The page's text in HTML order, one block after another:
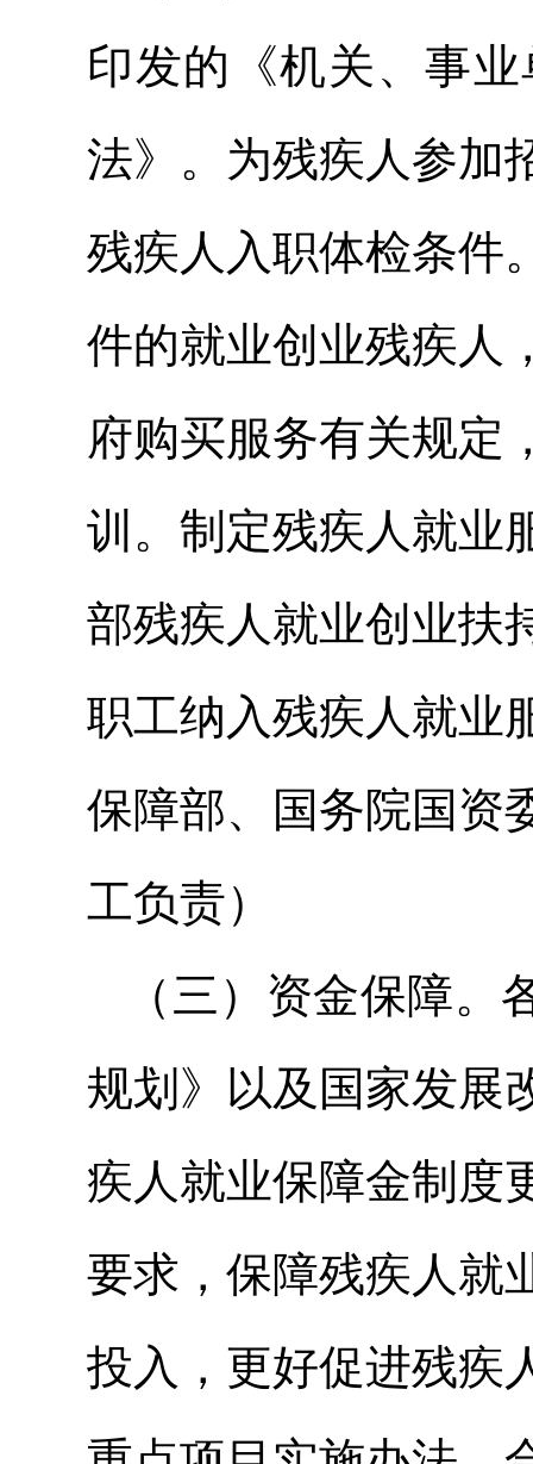
印发的《机关、事
法》。为残疾人参加
残疾人入职体检条件
件的就业创业残疾人
府购买服务有关规定
训。制定残疾人就业
部残疾人就业创业扶
职工纳入残疾人就业
保障部、国务院国资
工负责）
（三）资金保障
规划》以及国家发展
疾人就业保障金制度
要求，保障残疾人就
投入，更好促进残疾